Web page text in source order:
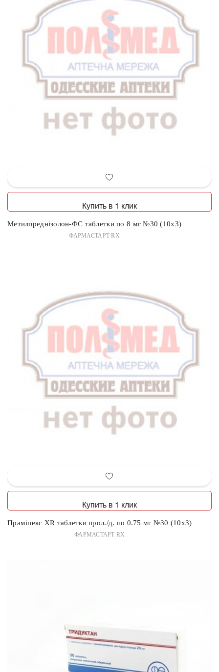
Купить в 1 клик
Метилпреднізолон-ФС таблетки по 8 мг №30 (10х3)
ФАРМАСТАРТ RX
Купить в 1 клик
Праміпекс XR таблетки прол./д. по 0.75 мг №30 (10х3)
ФАРМАСТАРТ RX